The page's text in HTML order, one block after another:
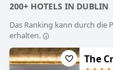
200+ HOTELS IN DUBLIN
Das Ranking kann durch die
erhalten.
The